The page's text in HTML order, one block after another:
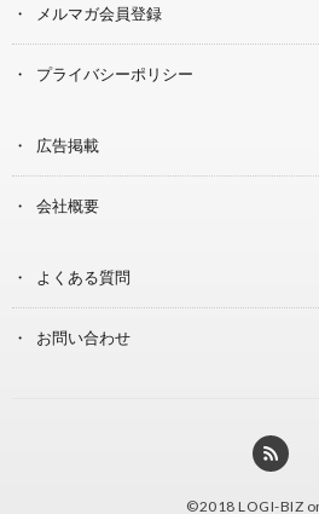
メルマガ会員登録
プライバシーポリシー
広告掲載
会社概要
よくある質問
お問い合わせ
©2018 LOGI-BIZ